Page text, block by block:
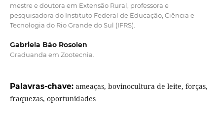
mestre e doutora em Extensão Rural, professora e
pesquisadora do Instituto Federal de Educação, Ciência e
Tecnologia do Rio Grande do Sul (IFRS).
Gabriela Báo Rosolen
Graduanda em Zootecnia.
Palavras-chave: ameaças, bovinocultura de leite, forças,
fraquezas, oportunidades